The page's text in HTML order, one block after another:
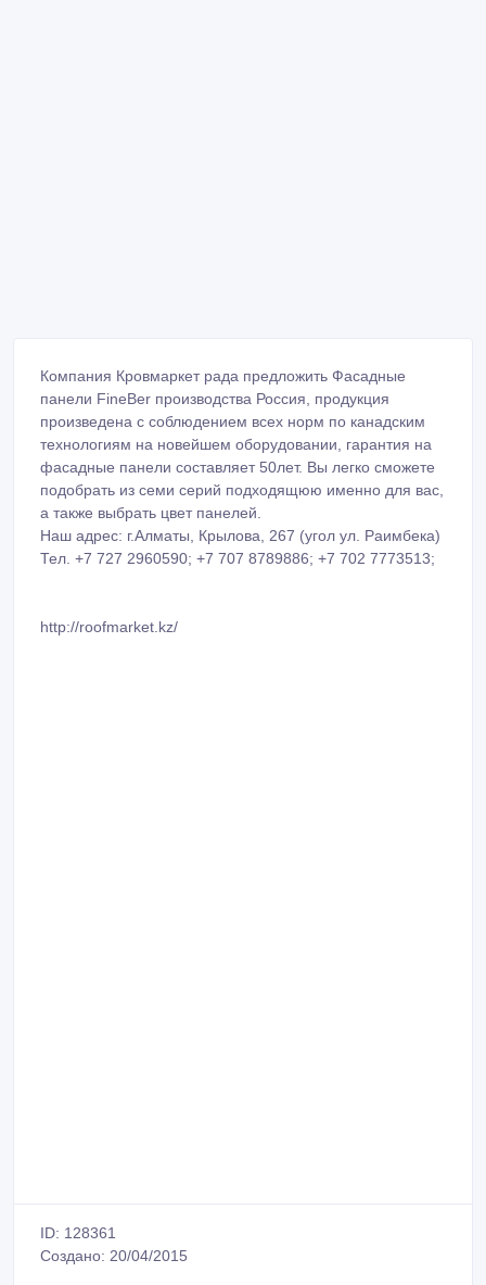
произведена с соблюдением всех норм по канадским
технологиям на новейшем оборудовании, гарантия на
фасадные панели составляет 50лет. Вы легко сможете
подобрать из семи серий подходящюю именно для вас,
а также выбрать цвет панелей.
Наш адрес: г.Алматы, Крылова, 267 (угол ул. Раимбека‏)
Тел. +7 727 2960590; +7 707 8789886; +7 702 7773513;